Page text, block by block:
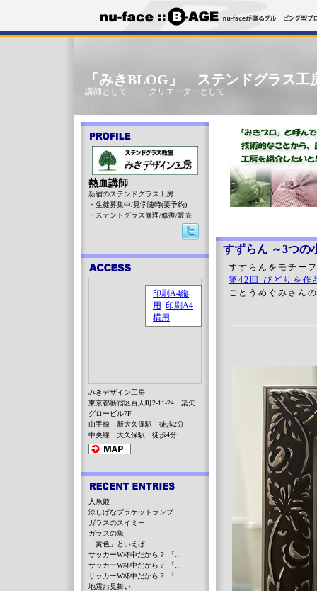
「みきBLOG」 ステンドグラス工
講師として･･･ クリエーターとして･･･
すずらん ～3つ
すずらんをモチー
第42回 びどりを作
ごとうめぐみさん
熱血講師
新宿のステンドグラス工房
・生徒募集中/見学随時(要予約)
・ステンドグラス修理/修復/販売
みきデザイン工房
東京都新宿区百人町2-11-24 染矢
グロービル7F
山手線 新大久保駅 徒歩2分
中央線 大久保駅 徒歩4分
人魚姫
涼しげなブラケットランプ
ガラスのスイミー
ガラスの魚
「黄色」といえば
サッカーW杯中だから？ 「...
サッカーW杯中だから？ 「...
サッカーW杯中だから？ 「...
地震お見舞い